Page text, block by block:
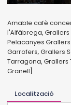
Amable cafè
l'Alfàbrega, Grallers
Pelacanyes
Garrofers, Grallers
Tarragona, Grallers
Granell]
Localització